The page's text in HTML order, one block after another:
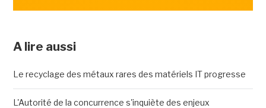
A lire aussi
Le recyclage des métaux rares des matériels IT progresse
L'Autorité de la concurrence s'inquiète des enjeux